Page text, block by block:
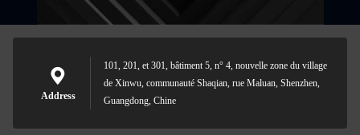
Address
101, 201, et 301, bâtiment 5, n° 4, nouvelle zone du village
de Xinwu, communauté Shaqian, rue Maluan, Shenzhen,
Guangdong, Chine